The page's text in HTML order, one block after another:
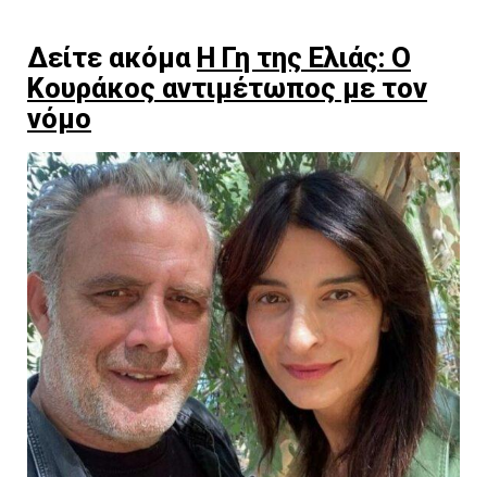
Δείτε ακόμα Η Γη της Ελιάς: Ο
Κουράκος αντιμέτωπος με τον
νόμο